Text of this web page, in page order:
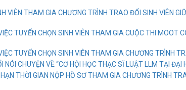
VIÊN THAM GIA CHƯƠNG TRÌNH TRAO ĐỔI SINH VIÊN
TUYỂN CHỌN SINH VIÊN THAM GIA CUỘC THI MOOT
TUYỂN CHỌN SINH VIÊN THAM GIA CHƯƠNG TRÌNH
NÓI CHUYỆN VỀ “CƠ HỘI HỌC THẠC SĨ LUẬT LLM TẠI ĐẠI
THỜI GIAN NỘP HỒ SƠ THAM GIA CHƯƠNG TRÌNH